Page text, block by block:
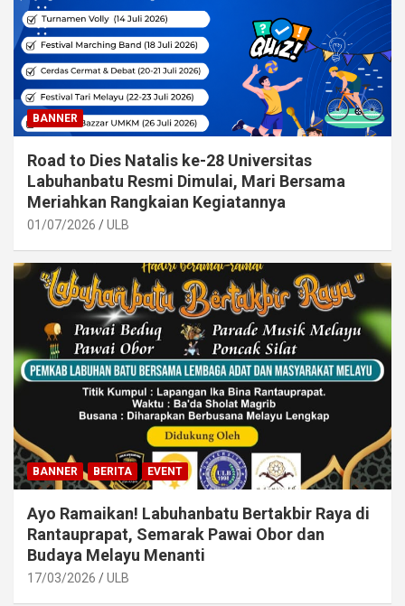
BANNER
Road to Dies Natalis ke-28 Universitas
Labuhanbatu Resmi Dimulai, Mari Bersama
Meriahkan Rangkaian Kegiatannya
01/07/2026 ULB
BANNER BERITA EVENT
Ayo Ramaikan! Labuhanbatu Bertakbir Raya di
Rantauprapat, Semarak Pawai Obor dan
Budaya Melayu Menanti
17/03/2026 ULB